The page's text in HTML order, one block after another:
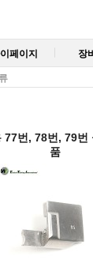
페이지 장
77번, 78번, 79번
품